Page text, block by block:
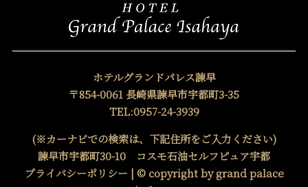
ホテルグランドパレス諫早
〒854-0061 長崎県諫早市宇都町3-35
TEL:0957-24-3939
(※カーナビでの検索は、下記住所をご入力ください)
諫早市宇都町30-10 コスモ石油セルフピュア宇都
プライバシーポリシー | © copyright by grand palace